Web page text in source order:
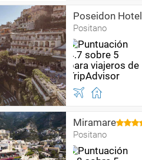
Poseidon Hotel
Positano
Miramare
Positano